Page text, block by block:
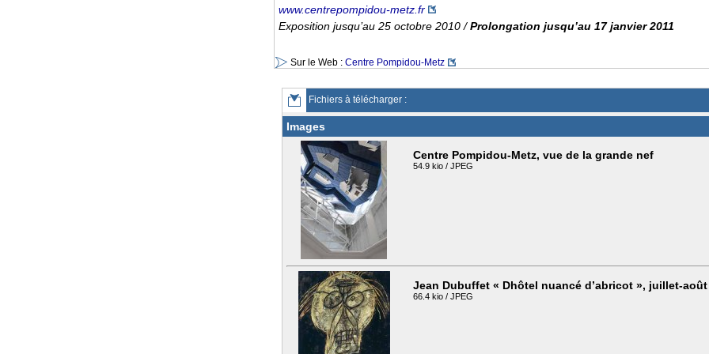
www.centrepompidou-metz.fr
Exposition jusqu’au 25 octobre 2010 /Prolongation jusqu’au 17 janvier 2011
Sur le Web : Centre Pompidou-Metz
Fichiers à télécharger :
Images
Centre Pompidou-Metz, vue de la grande nef
54.9 kio / JPEG
Jean Dubuffet « Dhôtel nuancé d’abricot », juillet-août
66.4 kio / JPEG